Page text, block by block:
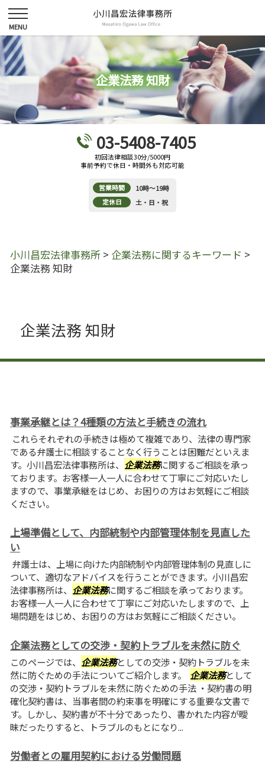
企業法務 知財
03-5408-7405
初回法律相談30分/5000円
事前予約で休日・時間外も対応可能
営業時間
10時～19時
定休日
土・日・祝
小川昌宏法律事務所 > 企業法務に関するキーワード >
企業法務 知財
企業法務 知財
事業承継とは？4種類の方法と手続きの流れ
これらそれぞれの手続きは極めて複雑であり、法律の専門家
である弁護士に相談することなく行うことは困難だといえま
す。小川昌宏法律事務所は、 企業法務に関するご相談を承っ
ております。お客様一人一人に合わせて丁寧にご対応いたし
ますので、事業承継をはじめ、お困りの方はお気軽にご相談
ください。
上場準備として、内部統制や内部管理体制を見直した
い
弁護士は、上場に向けた内部統制や内部管理体制の見直しに
ついて、適切なアドバイスを行うことができます。小川昌宏
法律事務所は、 企業法務に関するご相談を承っております。
お客様一人一人に合わせて丁寧にご対応いたしますので、上
場問題をはじめ、お困りの方はお気軽にご相談ください。
企業法務としての交渉・契約トラブルを未然に防ぐ
このページでは、 企業法務としての交渉・契約トラブルを未
然に防ぐための手法についてご紹介します。 企業法務として
の交渉・契約トラブルを未然に防ぐための手法 ・契約書の明
確化契約書は、当事者間の約束事を明確にする重要な文書で
す。しかし、契約書が不十分であったり、書かれた内容が曖
昧だったりすると、トラブルのもとになり...
労働者との雇用契約における労働問題